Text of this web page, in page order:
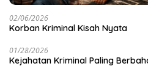
02/06/2026
Korban Kriminal Kisah Nyata
01/28/2026
Kejahatan Kriminal Paling